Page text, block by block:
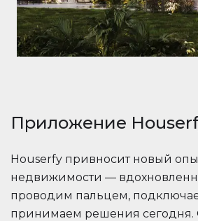
Приложение
Houserfy привносит новый
недвижимости —
проводим пальцем,
принимаем решения сегодня.